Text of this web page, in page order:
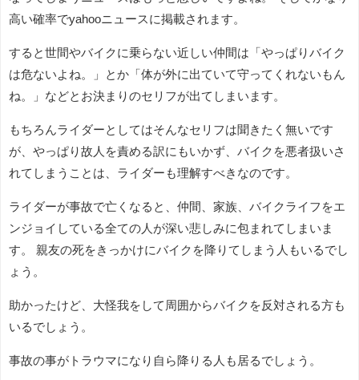
高い確率でyahooニュースに掲載されます。
すると世間やバイクに乗らない近しい仲間は「やっぱりバイク
は危ないよね。」とか「体が外に出ていて守ってくれないもん
ね。」などとお決まりのセリフが出てしまいます。
もちろんライダーとしてはそんなセリフは聞きたく無いです
が、やっぱり故人を責める訳にもいかず、バイクを悪者扱いさ
れてしまうことは、ライダーも理解すべきなのです。
ライダーが事故で亡くなると、仲間、家族、バイクライフをエ
ンジョイしている全ての人が深い悲しみに包まれてしまいま
す。 親友の死をきっかけにバイクを降りてしまう人もいるでし
ょう。
助かったけど、大怪我をして周囲からバイクを反対される方も
いるでしょう。
事故の事がトラウマになり自ら降りる人も居るでしょう。